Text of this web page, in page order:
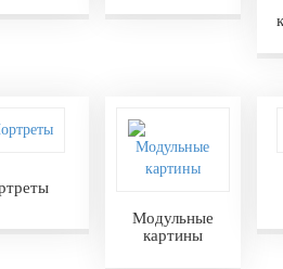
Модульные
картины